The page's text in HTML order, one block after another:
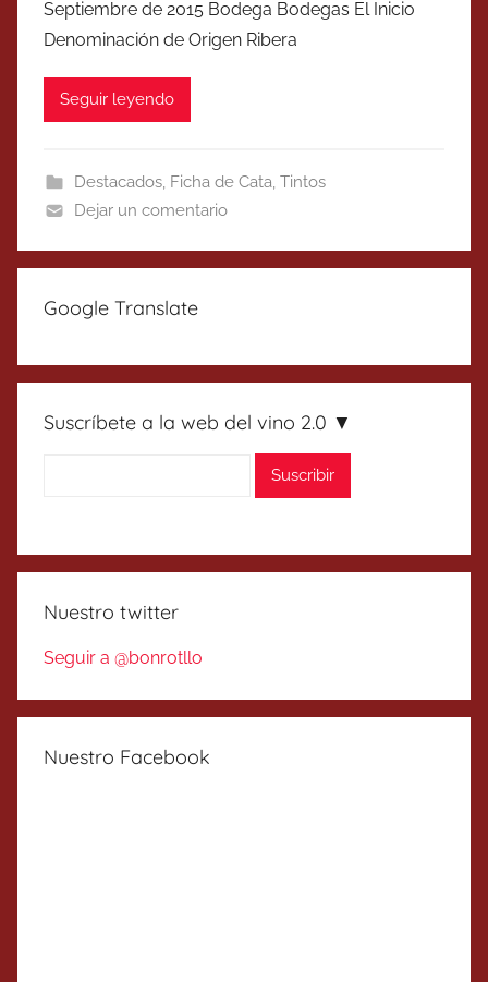
Septiembre de 2015 Bodega Bodegas El Inicio
Denominación de Origen Ribera
Seguir leyendo
Destacados, Ficha de Cata, Tintos
Dejar un comentario
Google Translate
Suscríbete a la web del vino 2.0 ▼
Nuestro twitter
Seguir a @bonrotllo
Nuestro Facebook